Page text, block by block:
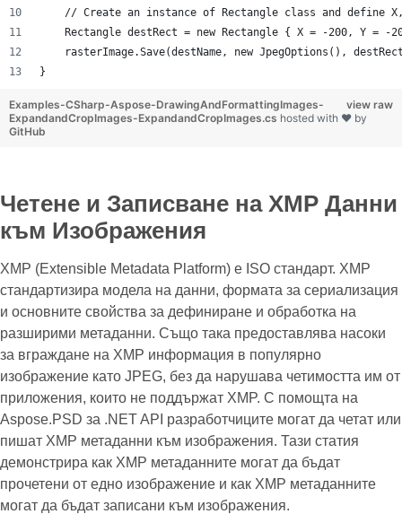
// Create an instance of Rectangle class and define
Rectangle destRect = new Rectangle { X = -200, Y = -
rasterImage.Save(destName, new JpegOptions(),
}
view raw
Examples-CSharp-Aspose-DrawingAndFormattingImages-
ExpandandCropImages-ExpandandCropImages.cs hosted with ❤ by
GitHub
Четене и Записване на XMP Данни
към Изображения
XMP (Extensible Metadata Platform) е ISO стандарт. XMP
стандартизира модела на данни, формата за сериализация
и основните свойства за дефиниране и обработка на
разширими метаданни. Също така предоставлява насоки
за вграждане на XMP информация в популярно
изображение като JPEG, без да нарушава четимостта им от
приложения, които не поддържат XMP. С помощта на
Aspose.PSD за .NET API разработчиците могат да четат или
пишат XMP метаданни към изображения. Тази статия
демонстрира как XMP метаданните могат да бъдат
прочетени от едно изображение и как XMP метаданните
могат да бъдат записани към изображения.